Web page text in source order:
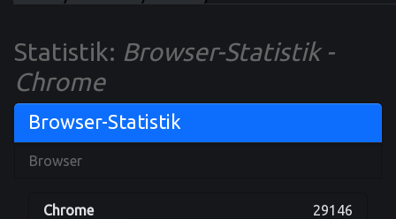
Statistik: Browser-Statistik -
Chrome
Browser-Statistik
Browser
Chrome 29146